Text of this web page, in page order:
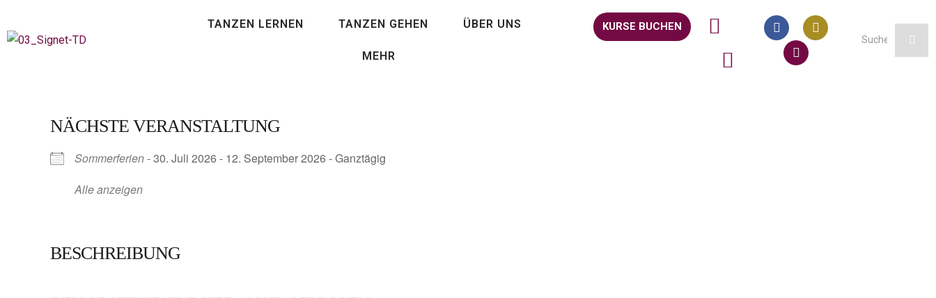
TANZEN LERNEN TANZEN GEHEN ÜBER UNS
MEHR
KURSE BUCHEN
NÄCHSTE VERANSTALTUNG
Sommerferien- 30. Juli 2026 - 12. September 2026 - Ganztägig
Alle anzeigen
BESCHREIBUNG